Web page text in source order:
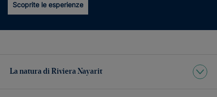
Scoprite le esperienze
La natura di Riviera Nayarit